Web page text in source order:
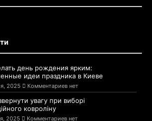
день рождения ярким:
идеи праздника в Киеве
2025 Комментариев нет
увагу при виборі
ковроліну
2025 Комментариев нет